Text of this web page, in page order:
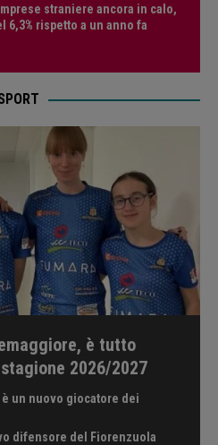
straniere ancora in calo,
6,3% rispetto a un anno fa
è tutto
2026/2027
un nuovo giocatore dei
difensore del Fiorenzuola